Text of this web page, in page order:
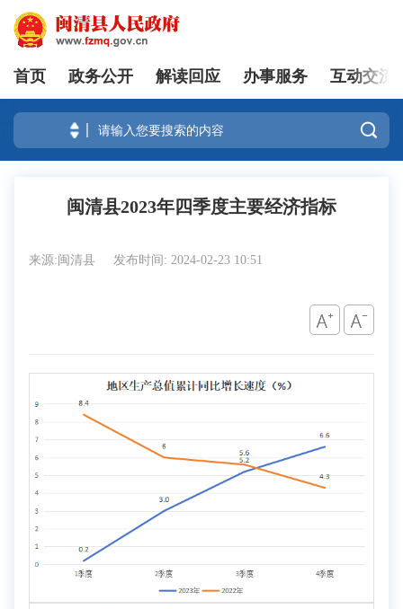
登录
首页 政务公开 解读回应 办事服务 互动交流

闽清县2023年四季度主要经济指标
来源:闽清县 发布时间: 2024-02-23 10:51